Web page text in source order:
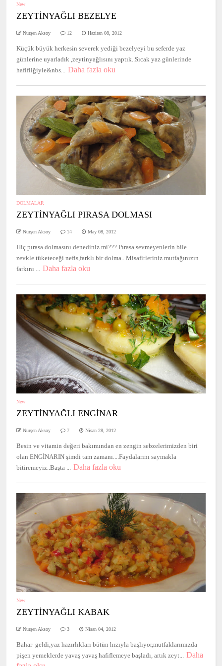
New
ZEYTİNYAĞLI BEZELYE
Nurşen Aksoy 12 Haziran 08, 2012
Küçük büyük herkesin severek yediği bezelyeyi bu seferde yaz
günlerine uyarladık ,zeytinyağlısını yaptık..Sıcak yaz günlerinde
hafifliğiyle&nbs... Daha fazla oku
DOLMALAR
ZEYTİNYAĞLI PIRASA DOLMASI
Nurşen Aksoy 14 May 08, 2012
Hiç pırasa dolmasını denediniz mi??? Pırasa sevmeyenlerin bile
zevkle tüketeceği nefis,farklı bir dolma.. Misafirleriniz mutfağınızın
farkını ... Daha fazla oku
New
ZEYTİNYAĞLI ENGİNAR
Nurşen Aksoy 7 Nisan 28, 2012
Besin ve vitamin değeri bakımından en zengin sebzelerimizden biri
olan ENGİNARIN şimdi tam zamanı....Faydalarını saymakla
bitiremeyiz..Başta ... Daha fazla oku
New
ZEYTİNYAĞLI KABAK
Nurşen Aksoy 3 Nisan 04, 2012
Bahar geldi,yaz hazırlıkları bütün hızıyla başlıyor,mutfaklarımızda
pişen yemeklerde yavaş yavaş hafiflemeye başladı, artık zeyt... Daha